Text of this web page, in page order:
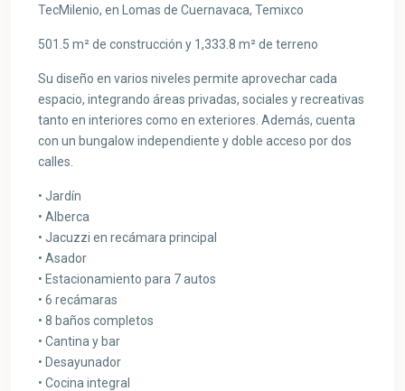
TecMilenio, en Lomas de Cuernavaca, Temixco
501.5 m² de construcción y 1,333.8 m² de terreno
Su diseño en varios niveles permite aprovechar cada
espacio, integrando áreas privadas, sociales y recreativas
tanto en interiores como en exteriores. Además, cuenta
con un bungalow independiente y doble acceso por dos
calles.
• Jardín
• Alberca
• Jacuzzi en recámara principal
• Asador
• Estacionamiento para 7 autos
• 6 recámaras
• 8 baños completos
• Cantina y bar
• Desayunador
• Cocina integral